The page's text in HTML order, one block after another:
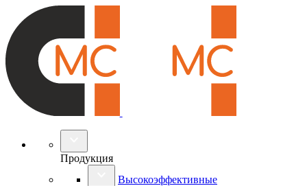
Продукция
Высокоэффективные